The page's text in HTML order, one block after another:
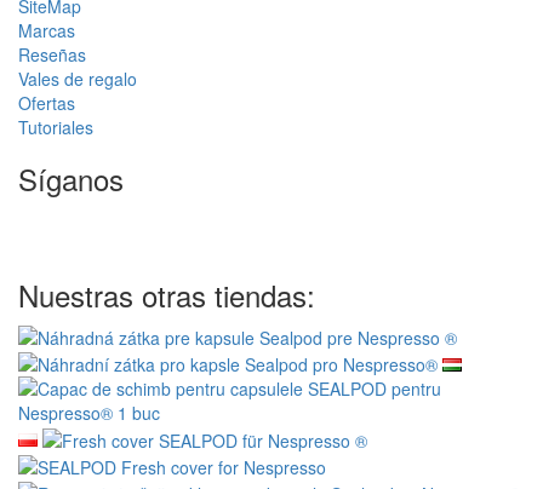
SiteMap
Marcas
Reseñas
Vales de regalo
Ofertas
Tutoriales
Síganos
Nuestras otras tiendas: